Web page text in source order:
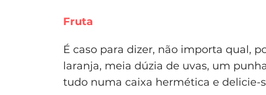
Fruta
É caso para dizer, não importa qual,
laranja, meia dúzia de uvas, um
tudo numa caixa hermética e delicie-